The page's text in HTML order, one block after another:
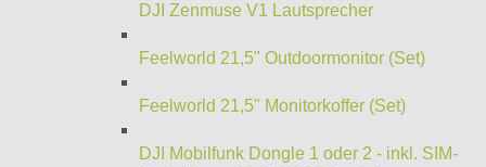
DJI Zenmuse V1 Lautsprecher
Feelworld 21,5" Outdoormonitor (Set)
Feelworld 21,5" Monitorkoffer (Set)
DJI Mobilfunk Dongle 1 oder 2 - inkl. SIM-